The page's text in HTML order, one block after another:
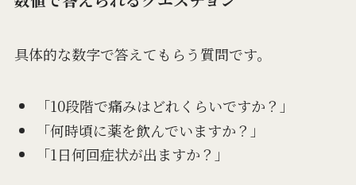
具体的な数字で答えてもらう質問です。
「10段階で痛みはどれくらいですか？」
「何時頃に薬を飲んでいますか？」
「1日何回症状が出ますか？」